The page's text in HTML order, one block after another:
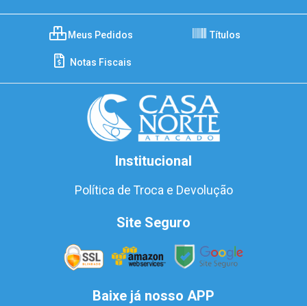
Meus Pedidos Títulos
Notas Fiscais
Institucional
Política de Troca e Devolução
Site Seguro
Baixe já nosso APP